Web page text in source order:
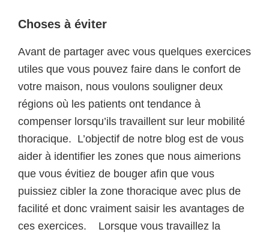
Choses à éviter
Avant de partager avec vous quelques exercices
utiles que vous pouvez faire dans le confort de
votre maison, nous voulons souligner deux
régions où les patients ont tendance à
compenser lorsqu’ils travaillent sur leur mobilité
thoracique. L’objectif de notre blog est de vous
aider à identifier les zones que nous aimerions
que vous évitiez de bouger afin que vous
puissiez cibler la zone thoracique avec plus de
facilité et donc vraiment saisir les avantages de
ces exercices. Lorsque vous travaillez la